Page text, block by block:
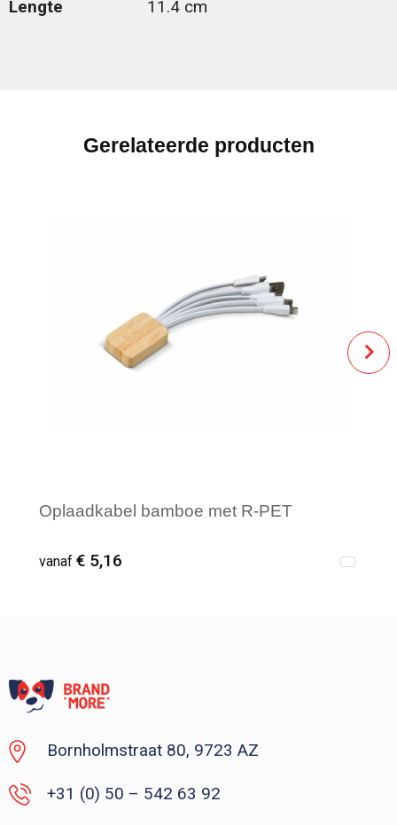
Lengte 11.4 cm
Gerelateerde producten
Oplaadkabel bamboe met R-PET
vanaf € 5,16
Bornholmstraat 80, 9723 AZ
+31 (0) 50 – 542 63 92